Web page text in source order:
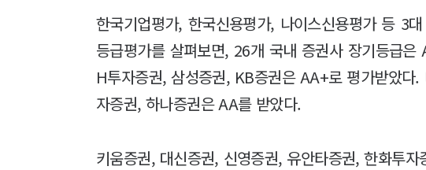
한국기업평가, 한국신용평가, 나이스신용평가 등 3
등급평가를 살펴보면, 26개 국내 증권사 장기등급
H투자증권, 삼성증권, KB증권은 AA+로 평가받았다
자증권, 하나증권은 AA를 받았다.
키움증권, 대신증권, 신영증권, 유안타증권, 한화투